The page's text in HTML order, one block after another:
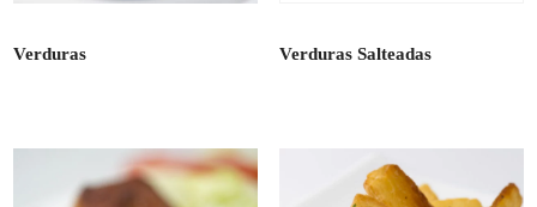
Verduras Verduras Salteadas